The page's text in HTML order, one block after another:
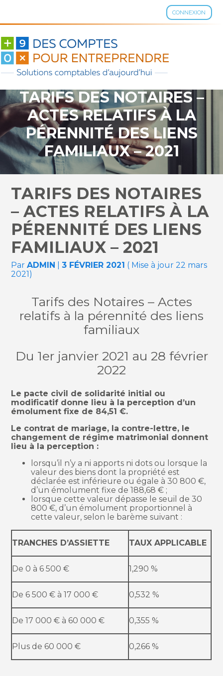
CONNEXION
Aller
contenu
TARIFS DES NOTAIRES –
ACTES RELATIFS À LA
PÉRENNITÉ DES LIENS
FAMILIAUX – 2021
TARIFS DES NOTAIRES
– ACTES RELATIFS À LA
PÉRENNITÉ DES LIENS
FAMILIAUX – 2021
ParADMIN |3 FÉVRIER 2021 ( Mise à jour 22 mars
2021)
Tarifs des Notaires – Actes
relatifs à la pérennité des liens
familiaux
Du 1er janvier 2021 au 28 février
2022
Le pacte civil de solidarité initial ou
modificatif donne lieu à la perception d’un
émolument fixe de 84,51 €.
Le contrat de mariage, la contre-lettre, le
changement de régime matrimonial donnent
lieu à la perception :
lorsqu’il n’y a ni apports ni dots ou lorsque la
valeur des biens dont la propriété est
déclarée est inférieure ou égale à 30 800 €,
d’un émolument fixe de 188,68 € ;
lorsque cette valeur dépasse le seuil de 30
800 €, d’un émolument proportionnel à
cette valeur, selon le barème suivant :
TRANCHES D’ASSIETTE TAUX APPLICABLE
De 0 à 6 500 € 1,290 %
De 6 500 € à 17 000 € 0,532 %
De 17 000 € à 60 000 € 0,355 %
Plus de 60 000 € 0,266 %